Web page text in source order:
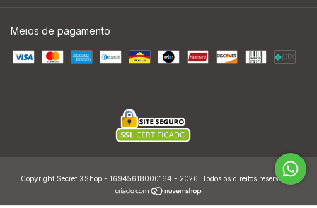
Meios de pagamento
Copyright Secret XShop - 16945618000164 - 2026. Todos os direitos reservados.